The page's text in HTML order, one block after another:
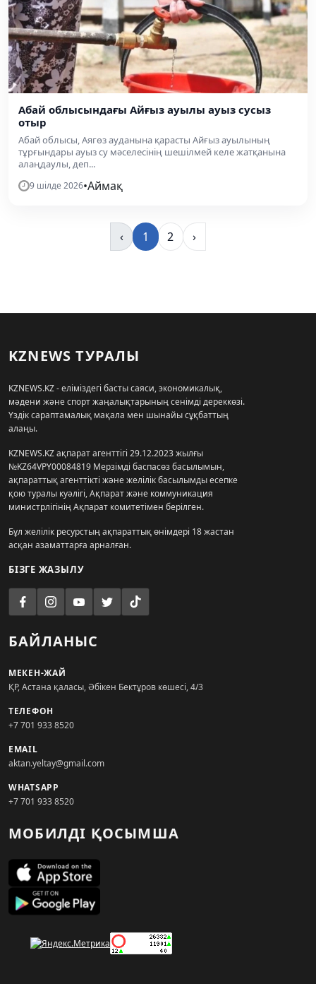
Абай облысындағы Айғыз ауылы ауыз сусыз
отыр
Абай облысы, Аягөз ауданына қарасты Айғыз ауылының
тұрғындары ауыз су мәселесінің шешілмей келе жатқанына
алаңдаулы, деп...
9 шілде 2026•Аймақ
‹ 1 2 ›
KZNEWS ТУРАЛЫ
KZNEWS.KZ - еліміздегі басты саяси, экономикалық,
мәдени және спорт жаңалықтарының сенімді дереккөзі.
Үздік сараптамалық мақала мен шынайы сұқбаттың
алаңы.
KZNEWS.KZ ақпарат агенттігі 29.12.2023 жылғы
№KZ64VPY00084819 Мерзімді баспасөз басылымын,
ақпараттық агенттікті және желілік басылымды есепке
қою туралы куәлігі, Ақпарат және коммуникация
министрлігінің Ақпарат комитетімен берілген.
Бұл желілік ресурстың ақпараттық өнімдері 18 жастан
асқан азаматтарға арналған.
БІЗГЕ ЖАЗЫЛУ
БАЙЛАНЫС
МЕКЕН-ЖАЙ
ҚР, Астана қаласы, Әбікен Бектұров көшесі, 4/3
ТЕЛЕФОН
+7 701 933 8520
EMAIL
aktan.yeltay@gmail.com
WHATSAPP
+7 701 933 8520
МОБИЛДІ ҚОСЫМША